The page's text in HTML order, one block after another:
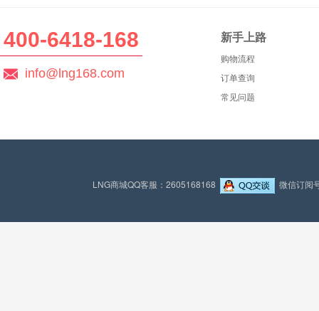
400-6418-168
info@lng168.com
新手上路
购物流程
订单查询
常见问题
LNG商城QQ客服：2605168168 微信订阅